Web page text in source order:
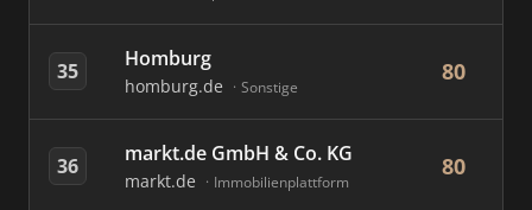
35 Homburg
homburg.de Sonstige
80
36 markt.de GmbH & Co. KG
markt.de Immobilienplattform
80